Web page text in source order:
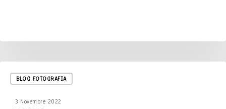
BLOG FOTOGRAFIA
3 Novembre 2022